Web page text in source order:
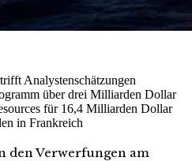
Analystenschätzungen
über drei Milliarden Dollar
für 16,4 Milliarden Dollar
in Frankreich
den Verwerfungen am